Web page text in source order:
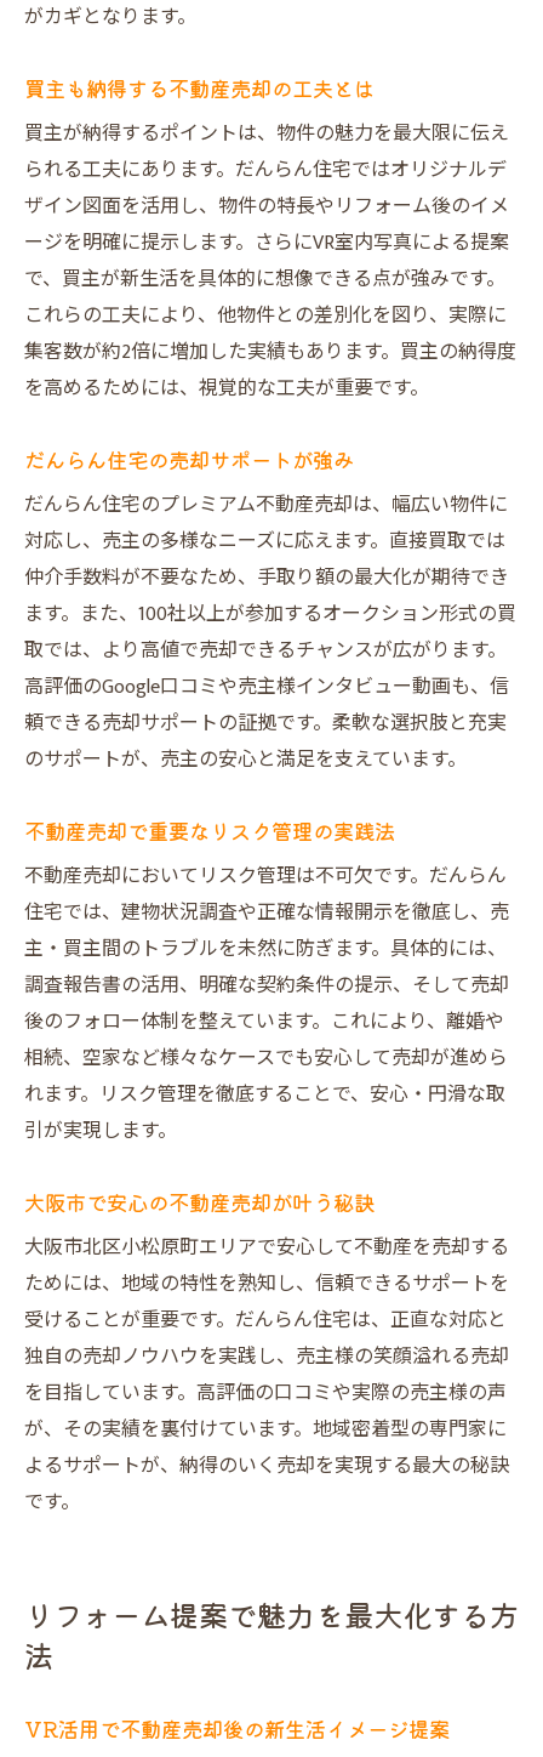
がカギとなります。
買主も納得する不動産売却の工夫とは
買主が納得するポイントは、物件の魅力を最大限に伝え
られる工夫にあります。だんらん住宅ではオリジナルデ
ザイン図面を活用し、物件の特長やリフォーム後のイメ
ージを明確に提示します。さらにVR室内写真による提案
で、買主が新生活を具体的に想像できる点が強みです。
これらの工夫により、他物件との差別化を図り、実際に
集客数が約2倍に増加した実績もあります。買主の納得度
を高めるためには、視覚的な工夫が重要です。
だんらん住宅の売却サポートが強み
だんらん住宅のプレミアム不動産売却は、幅広い物件に
対応し、売主の多様なニーズに応えます。直接買取では
仲介手数料が不要なため、手取り額の最大化が期待でき
ます。また、100社以上が参加するオークション形式の買
取では、より高値で売却できるチャンスが広がります。
高評価のGoogle口コミや売主様インタビュー動画も、信
頼できる売却サポートの証拠です。柔軟な選択肢と充実
のサポートが、売主の安心と満足を支えています。
不動産売却で重要なリスク管理の実践法
不動産売却においてリスク管理は不可欠です。だんらん
住宅では、建物状況調査や正確な情報開示を徹底し、売
主・買主間のトラブルを未然に防ぎます。具体的には、
調査報告書の活用、明確な契約条件の提示、そして売却
後のフォロー体制を整えています。これにより、離婚や
相続、空家など様々なケースでも安心して売却が進めら
れます。リスク管理を徹底することで、安心・円滑な取
引が実現します。
大阪市で安心の不動産売却が叶う秘訣
大阪市北区小松原町エリアで安心して不動産を売却する
ためには、地域の特性を熟知し、信頼できるサポートを
受けることが重要です。だんらん住宅は、正直な対応と
独自の売却ノウハウを実践し、売主様の笑顔溢れる売却
を目指しています。高評価の口コミや実際の売主様の声
が、その実績を裏付けています。地域密着型の専門家に
よるサポートが、納得のいく売却を実現する最大の秘訣
です。
リフォーム提案で魅力を最大化する方
法
VR活用で不動産売却後の新生活イメージ提案